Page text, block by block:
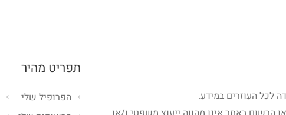
לכל העוזרים במידע.
תפריט מהיר
הפרופיל שלי